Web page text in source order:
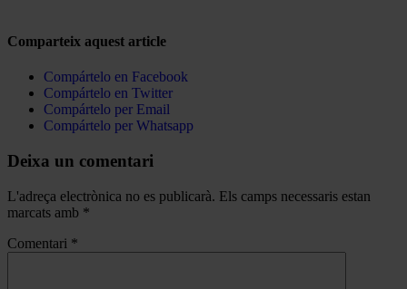
Comparteix aquest article
Compártelo en Facebook
Compártelo en Twitter
Compártelo per Email
Compártelo per Whatsapp
Deixa un comentari
L'adreça electrònica no es publicarà. Els camps necessaris estan
marcats amb *
Comentari *